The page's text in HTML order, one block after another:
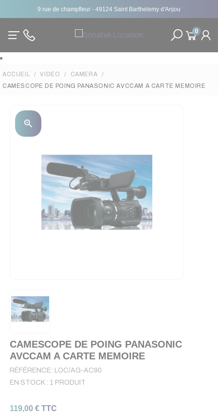
9 rue de champfleur - 49124 Saint Barthelemy d'Anjou
0
ACCUEIL VIDEO
CAMERA
CAMESCOPE DE POING PANASONIC AVCCAM A CARTE MEMOIRE
zoom_in
CAMESCOPE DE POING PANASONIC
AVCCAM A CARTE MEMOIRE
RÉFÉRENCE: LOC/AG-AC90
EN STOCK : 1 PRODUIT
119,00 € TTC